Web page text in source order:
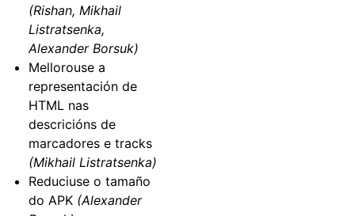
(Rishan, Mikhail
Listratsenka,
Alexander Borsuk)
Mellorouse a
representación de
HTML nas
descricións de
marcadores e tracks
(Mikhail Listratsenka)
Reduciuse o tamaño
do APK (Alexander